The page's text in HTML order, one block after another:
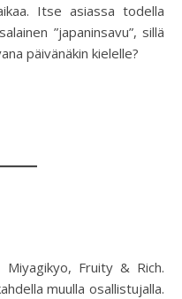
Itse asiassa todella
”japaninsavu”, sillä
päivänäkin kielelle?
Fruity & Rich.
muulla osallistujalla.